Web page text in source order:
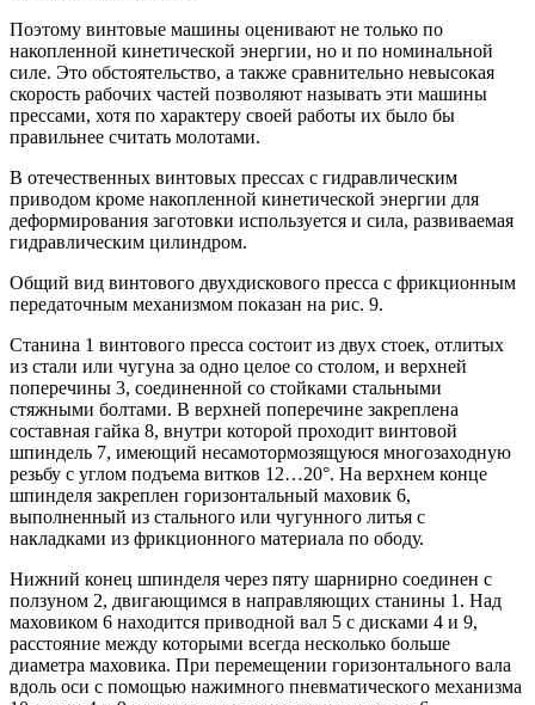
Поэтому винтовые машины оценивают не только по
накопленной кинетической энергии, но и по номинальной
силе. Это обстоятельство, а также сравнительно невысокая
скорость рабочих частей позволяют называть эти машины
прессами, хотя по характеру своей работы их было бы
правильнее считать молотами.
В отечественных винтовых прессах с гидравлическим
приводом кроме накопленной кинетической энергии для
деформирования заготовки используется и сила, развиваемая
гидравлическим цилиндром.
Общий вид винтового двухдискового пресса с фрикционным
передаточным механизмом показан на рис. 9.
Станина 1 винтового пресса состоит из двух стоек, отлитых
из стали или чугуна за одно целое со столом, и верхней
поперечины 3, соединенной со стойками стальными
стяжными болтами. В верхней поперечине закреплена
составная гайка 8, внутри которой проходит винтовой
шпиндель 7, имеющий несамотормозящуюся многозаходную
резьбу с углом подъема витков 12…20°. На верхнем конце
шпинделя закреплен горизонтальный маховик 6,
выполненный из стального или чугунного литья с
накладками из фрикционного материала по ободу.
Нижний конец шпинделя через пяту шарнирно соединен с
ползуном 2, двигающимся в направляющих станины 1. Над
маховиком 6 находится приводной вал 5 с дисками 4 и 9,
расстояние между которыми всегда несколько больше
диаметра маховика. При перемещении горизонтального вала
вдоль оси с помощью нажимного пневматического механизма